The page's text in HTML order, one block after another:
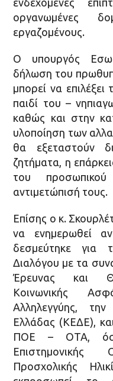
οργανωμένες
εργαζομένους.
Ο υπουργός
δήλωση του
μπορεί να
παιδί του –
καθώς και στην
υλοποίηση των
θα εξεταστούν
ζητήματα, η
του
αντιμετώπισή τους.
Επίσης ο κ.
να ενημερωθεί
δεσμεύτηκε για
Διαλόγου με τα
Έρευνας και
Κοινωνικής
Αλληλεγγύης,
Ελλάδας (ΚΕΔΕ),
ΠΟΕ – ΟΤΑ, όσο
Επιστημονικής
Προσχολικής